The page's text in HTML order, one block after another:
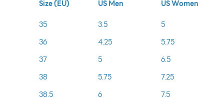
Size (EU) US Men
US Women
35
3.5
5
36
4.25
5.75
37
5
6.5
38
5.75
7.25
38.5
6 7.5